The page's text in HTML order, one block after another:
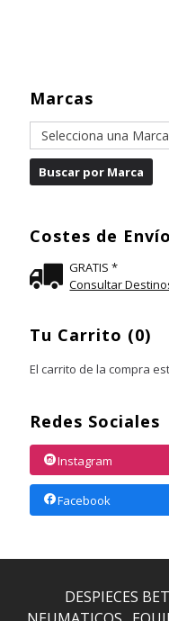
Marcas
Costes de Envío
GRATIS *
Consultar
Tu Carrito (0)
El carrito de la compra
Redes Sociales
Instagram
Facebook
DESPIECES